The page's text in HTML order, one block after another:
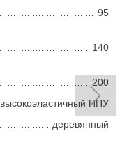
95
140
200
высокоэластичный ППУ
деревянный